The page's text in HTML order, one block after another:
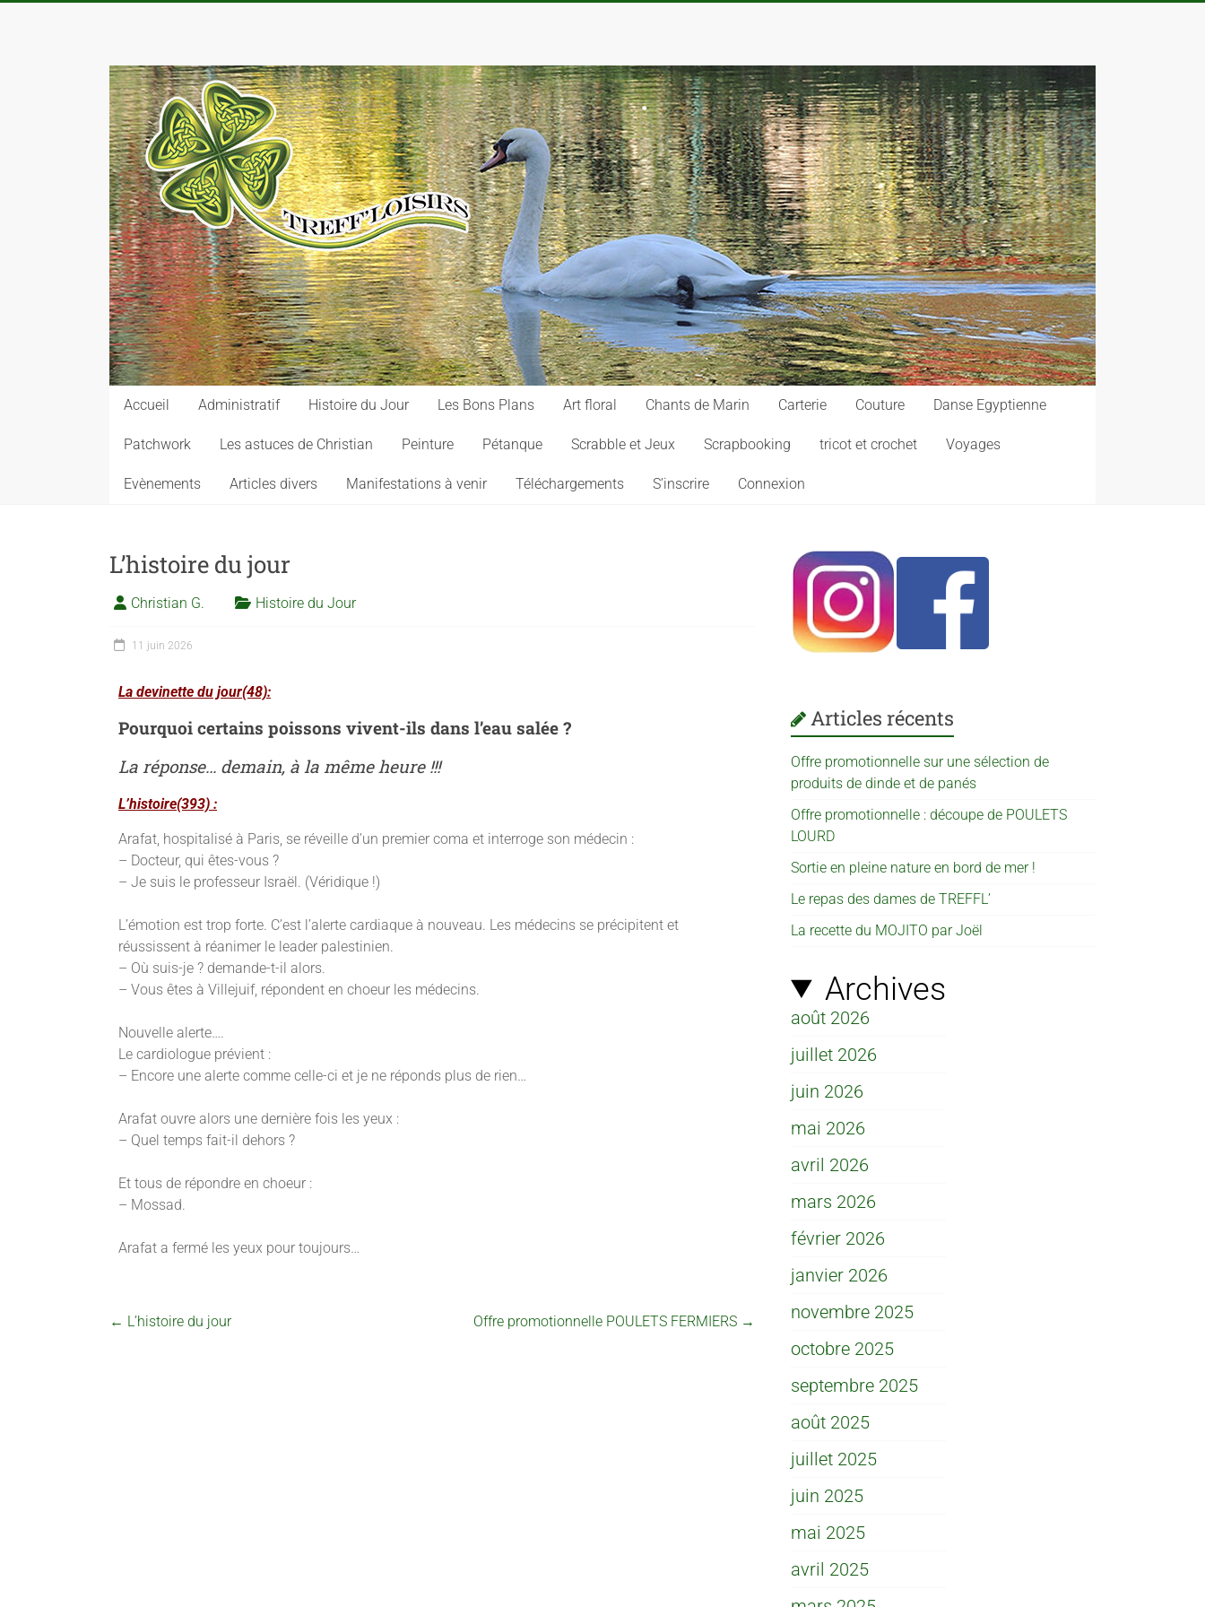
Accueil Administratif Histoire du Jour Les Bons Plans Art floral Chants de Marin Carterie Couture Danse Egyptienne
Patchwork Les astuces de Christian Peinture Pétanque Scrabble et Jeux Scrapbooking tricot et crochet Voyages
Evènements Articles divers Manifestations à venir Téléchargements S’inscrire Connexion
L’histoire du jour
Christian G. Histoire du Jour
11 juin 2026
La devinette du jour(48):
Pourquoi certains poissons vivent-ils dans l’eau salée ?
La réponse… demain, à la même heure !!!
L’histoire(393) :
Arafat, hospitalisé à Paris, se réveille d’un premier coma et interroge son médecin :
– Docteur, qui êtes-vous ?
– Je suis le professeur Israël. (Véridique !)
L’émotion est trop forte. C’est l’alerte cardiaque à nouveau. Les médecins se précipitent et
réussissent à réanimer le leader palestinien.
– Où suis-je ? demande-t-il alors.
– Vous êtes à Villejuif, répondent en choeur les médecins.
Nouvelle alerte….
Le cardiologue prévient :
– Encore une alerte comme celle-ci et je ne réponds plus de rien…
Arafat ouvre alors une dernière fois les yeux :
– Quel temps fait-il dehors ?
Et tous de répondre en choeur :
– Mossad.
Arafat a fermé les yeux pour toujours…
← L’histoire du jour Offre promotionnelle POULETS FERMIERS →
Articles récents
Offre promotionnelle sur une sélection de
produits de dinde et de panés
Offre promotionnelle : découpe de POULETS
LOURD
Sortie en pleine nature en bord de mer !
Le repas des dames de TREFFL’
La recette du MOJITO par Joël
Archives
août 2026
juillet 2026
juin 2026
mai 2026
avril 2026
mars 2026
février 2026
janvier 2026
novembre 2025
octobre 2025
septembre 2025
août 2025
juillet 2025
juin 2025
mai 2025
avril 2025